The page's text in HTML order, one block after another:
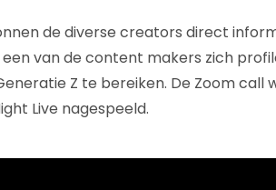
de diverse creators direct
een van de content makers zich
Z te bereiken. De Zoom
Live nagespeeld.